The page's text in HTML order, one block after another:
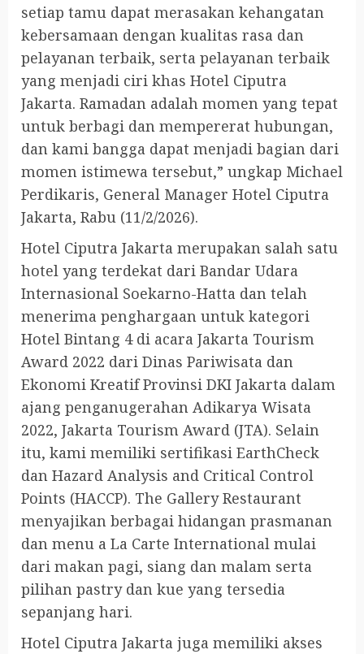
setiap tamu dapat merasakan kehangatan
kebersamaan dengan kualitas rasa dan
pelayanan terbaik, serta pelayanan terbaik
yang menjadi ciri khas Hotel Ciputra
Jakarta. Ramadan adalah momen yang tepat
untuk berbagi dan mempererat hubungan,
dan kami bangga dapat menjadi bagian dari
momen istimewa tersebut,” ungkap Michael
Perdikaris, General Manager Hotel Ciputra
Jakarta, Rabu (11/2/2026).
Hotel Ciputra Jakarta merupakan salah satu
hotel yang terdekat dari Bandar Udara
Internasional Soekarno-Hatta dan telah
menerima penghargaan untuk kategori
Hotel Bintang 4 di acara Jakarta Tourism
Award 2022 dari Dinas Pariwisata dan
Ekonomi Kreatif Provinsi DKI Jakarta dalam
ajang penganugerahan Adikarya Wisata
2022, Jakarta Tourism Award (JTA). Selain
itu, kami memiliki sertifikasi EarthCheck
dan Hazard Analysis and Critical Control
Points (HACCP). The Gallery Restaurant
menyajikan berbagai hidangan prasmanan
dan menu a La Carte International mulai
dari makan pagi, siang dan malam serta
pilihan pastry dan kue yang tersedia
sepanjang hari.
Hotel Ciputra Jakarta juga memiliki akses